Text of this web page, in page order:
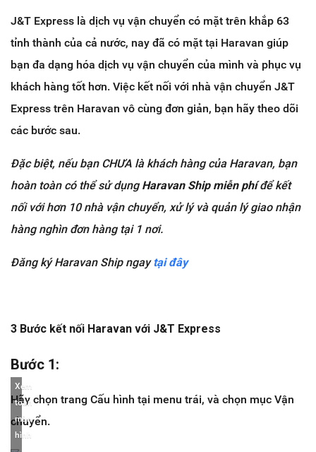
J&T Express là dịch vụ vận chuyển có mặt trên khắp 63
tỉnh thành của cả nước, nay đã có mặt tại Haravan giúp
bạn đa dạng hóa dịch vụ vận chuyển của mình và phục vụ
khách hàng tốt hơn. Việc kết nối với nhà vận chuyển J&T
Express trên Haravan vô cùng đơn giản, bạn hãy theo dõi
các bước sau.
Đặc biệt, nếu bạn CHƯA là khách hàng của Haravan, bạn
hoàn toàn có thể sử dụng Haravan Ship miễn phíđể kết
nối với hơn 10 nhà vận chuyển, xử lý và quản lý giao nhận
hàng nghìn đơn hàng tại 1 nơi.
Đăng ký Haravan Ship ngaytại đây
3 Bước kết nối Haravan với J&T Express
Bước 1:
Hãy chọn trang Cấu hình tại menu trái, và chọn mục Vận
chuyển.
Xem
toàn
màn
hình